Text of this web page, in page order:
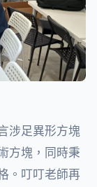
涉足異形方塊
方塊，同時秉
。叮叮老師再